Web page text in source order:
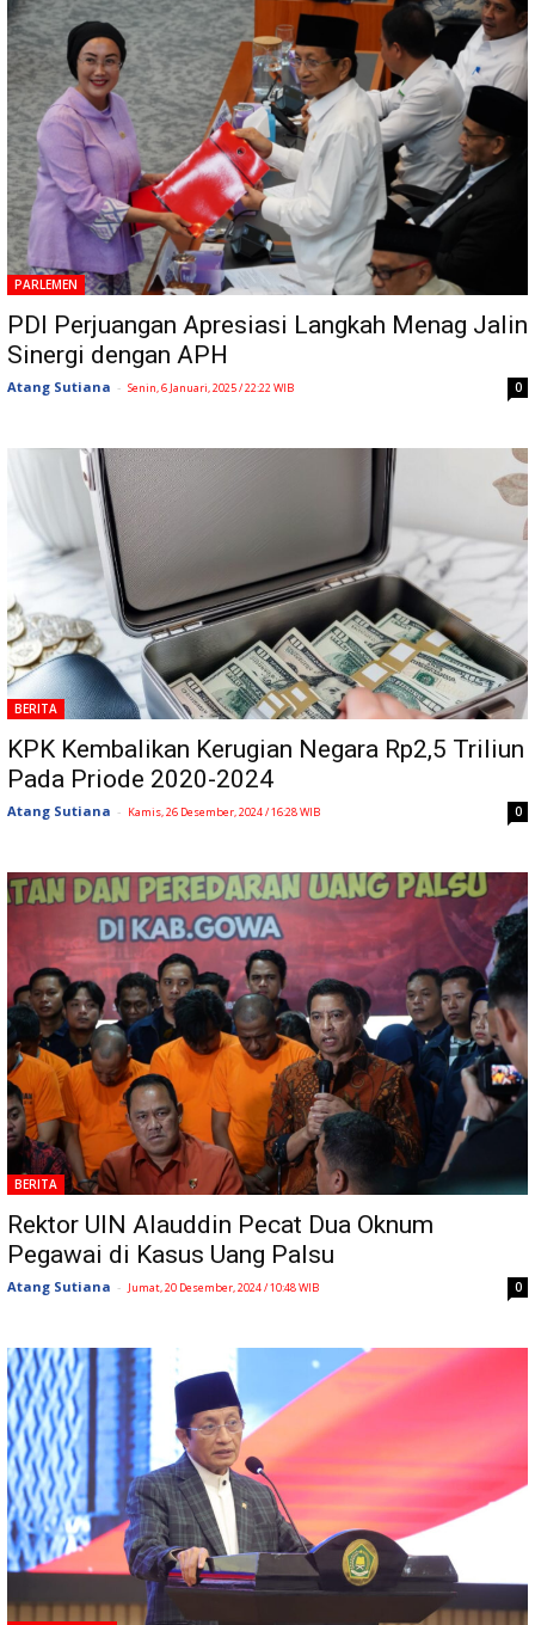
PARLEMEN
PDI Perjuangan Apresiasi Langkah Menag Jalin
Sinergi dengan APH
Atang Sutiana - Senin, 6 Januari, 2025 / 22:22 WIB 0
BERITA
KPK Kembalikan Kerugian Negara Rp2,5 Triliun
Pada Priode 2020-2024
Atang Sutiana - Kamis, 26 Desember, 2024 / 16:28 WIB 0
BERITA
Rektor UIN Alauddin Pecat Dua Oknum
Pegawai di Kasus Uang Palsu
Atang Sutiana - Jumat, 20 Desember, 2024 / 10:48 WIB 0